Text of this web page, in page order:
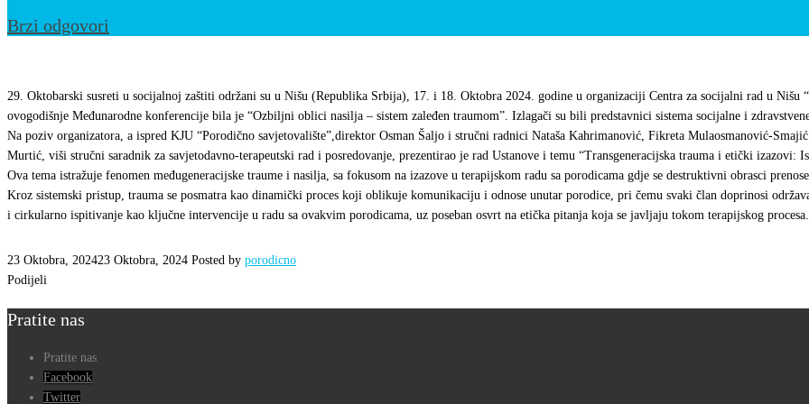
Brzi odgovori
KJU
“Porodično
savjetovalište”
na
29.Oktobarskim
susretimasocijalne
u
Nišu
29. Oktobarski susreti u socijalnoj zaštiti održani su u Nišu (Republika Srbija), 17. i 18. Oktobra 2024. godine u organizaciji Centra za socijalni rad u Nišu
ovogodišnje Međunarodne konferencije bila je “Ozbiljni oblici nasilja – sistem zaleđen traumom”. Izlagači su bili predstavnici sistema socijalne i
Na poziv organizatora, a ispred KJU “Porodično savjetovalište”,direktor Osman Šaljo i stručni radnici Nataša Kahrimanović, Fikreta Mulaosmanović-
Murtić, viši stručni saradnik za savjetodavno-terapeutski rad i posredovanje, prezentirao je rad Ustanove i temu “Transgeneracijska trauma i etički izazovi:
Ova tema istražuje fenomen međugeneracijske traume i nasilja, sa fokusom na izazove u terapijskom radu sa porodicama gdje se destruktivni obrasci
Kroz sistemski pristup, trauma se posmatra kao dinamički proces koji oblikuje komunikaciju i odnose unutar porodice, pri čemu svaki član doprinosi
i cirkularno ispitivanje kao ključne intervencije u radu sa ovakvim porodicama, uz poseban osvrt na etička pitanja koja se javljaju tokom terapijskog procesa.
23 Oktobra, 202423 Oktobra, 2024 Posted by porodicno
Podijeli
Pratite nas
Pratite nas
Facebook
Twitter